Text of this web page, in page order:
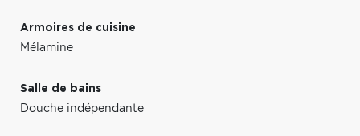
Armoires de cuisine
Mélamine
Salle de bains
Douche indépendante